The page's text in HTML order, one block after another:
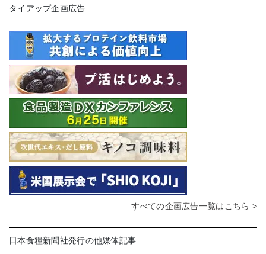
タイアップ企画広告
すべての企画広告一覧はこちら >
日本食糧新聞社発行の他媒体記事